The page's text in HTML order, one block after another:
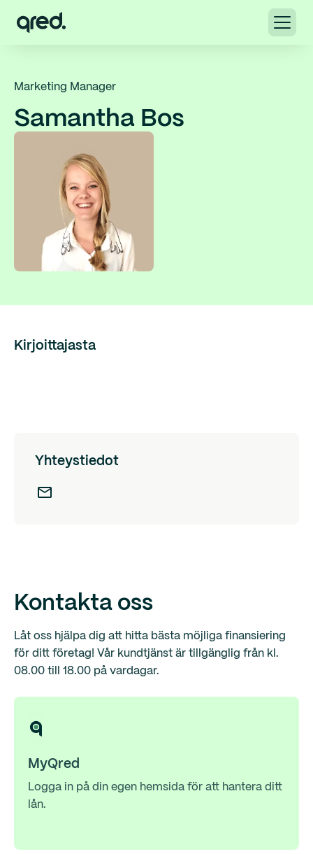
Marketing Manager
Samantha Bos
Kirjoittajasta
Yhteystiedot
Kontakta oss
Låt oss hjälpa dig att hitta bästa möjliga finansiering
för ditt företag! Vår kundtjänst är tillgänglig från kl.
08.00 till 18.00 på vardagar.
MyQred
Logga in på din egen hemsida för att hantera ditt
lån.